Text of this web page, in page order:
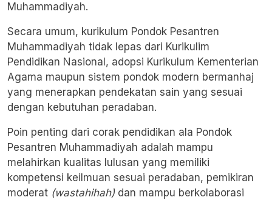
Muhammadiyah.
Secara umum, kurikulum Pondok Pesantren
Muhammadiyah tidak lepas dari Kurikulim
Pendidikan Nasional, adopsi Kurikulum Kementerian
Agama maupun sistem pondok modern bermanhaj
yang menerapkan pendekatan sain yang sesuai
dengan kebutuhan peradaban.
Poin penting dari corak pendidikan ala Pondok
Pesantren Muhammadiyah adalah mampu
melahirkan kualitas lulusan yang memiliki
kompetensi keilmuan sesuai peradaban, pemikiran
moderat (wastahihah) dan mampu berkolaborasi